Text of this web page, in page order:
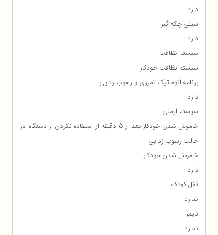
دارد
سینی چکه گیر
دارد
سیستم نظافت
سیستم نظافت خودكار
برنامه اتوماتیک تمیزی و رسوب زدایی
دارد
سیستم ایمنی
خاموش شدن خودکار بعد از 5 دقیقه از استفاده نکردن از دستگاه در
حالت رسوب زدایی
خاموش شدن خودکار
دارد
قفل کودک
ندارد
تایمر
ندارد